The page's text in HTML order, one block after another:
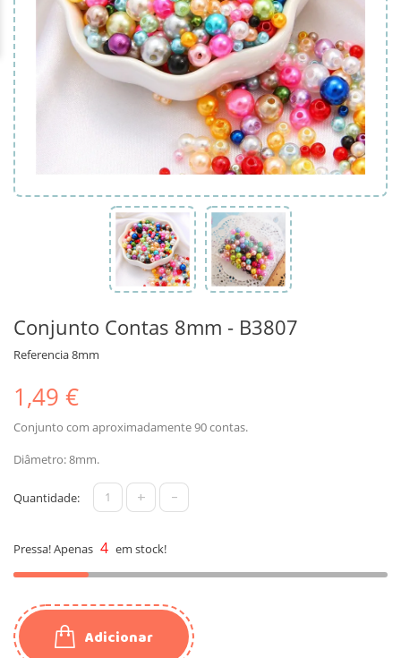
Conjunto Contas 8mm - B3807
Referencia8mm
1,49 €
Conjunto com aproximadamente 90 contas.
Diâmetro: 8mm.
Quantidade: + -
Pressa! Apenas 4 em stock!
Adicionar